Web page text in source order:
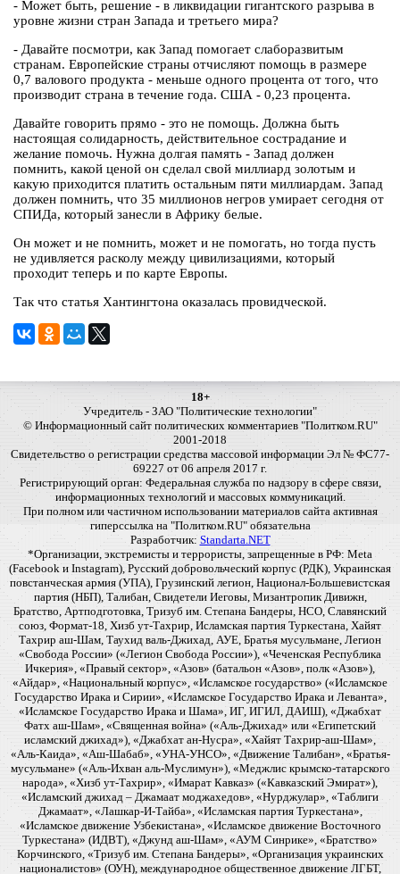
- Может быть, решение - в ликвидации гигантского разрыва в
уровне жизни стран Запада и третьего мира?
- Давайте посмотри, как Запад помогает слаборазвитым
странам. Европейские страны отчисляют помощь в размере
0,7 валового продукта - меньше одного процента от того, что
производит страна в течение года. США - 0,23 процента.
Давайте говорить прямо - это не помощь. Должна быть
настоящая солидарность, действительное сострадание и
желание помочь. Нужна долгая память - Запад должен
помнить, какой ценой он сделал свой миллиард золотым и
какую приходится платить остальным пяти миллиардам. Запад
должен помнить, что 35 миллионов негров умирает сегодня от
СПИДа, который занесли в Африку белые.
Он может и не помнить, может и не помогать, но тогда пусть
не удивляется расколу между цивилизациями, который
проходит теперь и по карте Европы.
Так что статья Хантингтона оказалась провидческой.
18+
Учредитель - ЗАО "Политические технологии"
© Информационный сайт политических комментариев "Политком.RU"
2001-2018
Свидетельство о регистрации средства массовой информации Эл № ФС77-
69227 от 06 апреля 2017 г.
Регистрирующий орган: Федеральная служба по надзору в сфере связи,
информационных технологий и массовых коммуникаций.
При полном или частичном использовании материалов сайта активная
гиперссылка на "Политком.RU" обязательна
Разработчик: Standarta.NET
*Организации, экстремисты и террористы, запрещенные в РФ: Meta
(Facebook и Instagram), Русский добровольческий корпус (РДК), Украинская
повстанческая армия (УПА), Грузинский легион, Национал-Большевистская
партия (НБП), Талибан, Свидетели Иеговы, Мизантропик Дивижн,
Братство, Артподготовка, Тризуб им. Степана Бандеры, НСО, Славянский
союз, Формат-18, Хизб ут-Тахрир, Исламская партия Туркестана, Хайят
Тахрир аш-Шам, Таухид валь-Джихад, АУЕ, Братья мусульмане, Легион
«Свобода России» («Легион Свобода России»), «Чеченская Республика
Ичкерия», «Правый сектор», «Азов» (батальон «Азов», полк «Азов»),
«Айдар», «Национальный корпус», «Исламское государство» («Исламское
Государство Ирака и Сирии», «Исламское Государство Ирака и Леванта»,
«Исламское Государство Ирака и Шама», ИГ, ИГИЛ, ДАИШ), «Джабхат
Фатх аш-Шам», «Священная война» («Аль-Джихад» или «Египетский
исламский джихад»), «Джабхат ан-Нусра», «Хайят Тахрир-аш-Шам»,
«Аль-Каида», «Аш-Шабаб», «УНА-УНСО», «Движение Талибан», «Братья-
мусульмане» («Аль-Ихван аль-Муслимун»), «Меджлис крымско-татарского
народа», «Хизб ут-Тахрир», «Имарат Кавказ» («Кавказский Эмират»),
«Исламский джихад – Джамаат моджахедов», «Нурджулар», «Таблиги
Джамаат», «Лашкар-И-Тайба», «Исламская партия Туркестана»,
«Исламское движение Узбекистана», «Исламское движение Восточного
Туркестана» (ИДВТ), «Джунд аш-Шам», «АУМ Синрике», «Братство»
Корчинского, «Тризуб им. Степана Бандеры», «Организация украинских
националистов» (ОУН), международное общественное движение ЛГБТ,